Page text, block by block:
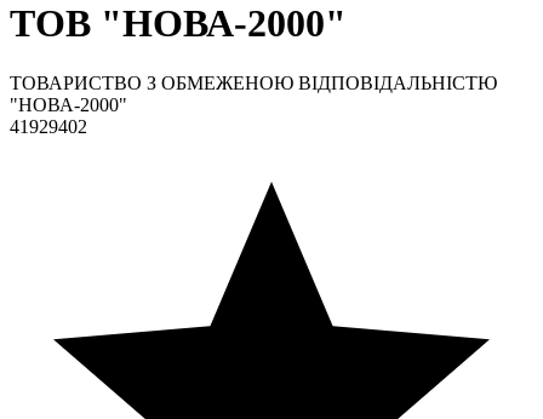
ТОВ "НОВА-2000"
ТОВАРИСТВО З ОБМЕЖЕНОЮ ВІДПОВІДАЛЬНІСТЮ
"НОВА-2000"
41929402